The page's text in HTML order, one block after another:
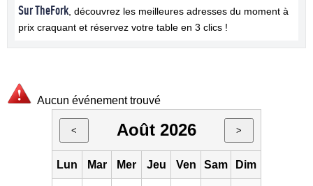
Sur TheFork , découvrez les meilleures adresses du moment à
prix craquant et réservez votre table en 3 clics !
Aucun événement trouvé
< Août 2026 >
Lun Mar Mer Jeu Ven Sam Dim